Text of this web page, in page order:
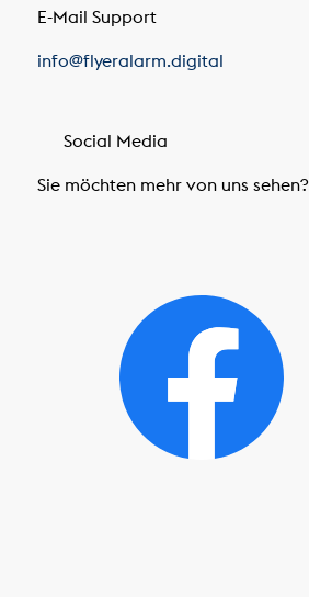
E-Mail Support
info@flyeralarm.digital
Social Media
Sie möchten mehr von uns sehen?